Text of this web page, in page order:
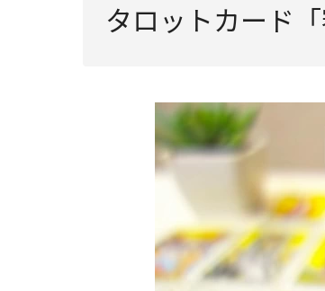
タロットカード